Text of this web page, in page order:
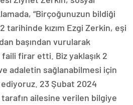
“Birçoğunuzun bildiği
tarihinde kızım Ezgi Zerkin, eşi
başından vurularak
firar etti. Biz yaklaşık 2
adaletin sağlanabilmesi için
23 Şubat 2024
ailesine verilen bilgiye